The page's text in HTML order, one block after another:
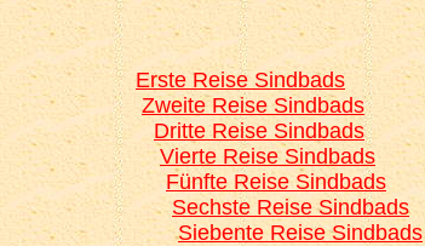
Erste Reise Sindbads
Zweite Reise Sindbads
Dritte Reise Sindbads
Vierte Reise Sindbads
Fünfte Reise Sindbads
Sechste Reise Sindbads
Siebente Reise Sindbads